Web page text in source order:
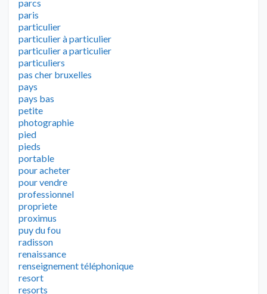
parcs
paris
particulier
particulier à particulier
particulier a particulier
particuliers
pas cher bruxelles
pays
pays bas
petite
photographie
pied
pieds
portable
pour acheter
pour vendre
professionnel
propriete
proximus
puy du fou
radisson
renaissance
renseignement téléphonique
resort
resorts